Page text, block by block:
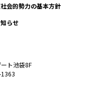
会的勢力の基本方針
らせ
ト池袋8F